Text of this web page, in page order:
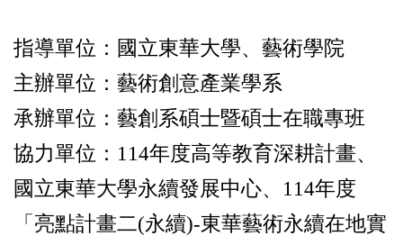
指導單位：國立東華大學、藝術學院
主辦單位：藝術創意產業學系
承辦單位：藝創系碩士暨碩士在職專班
協力單位：114年度高等教育深耕計畫、
國立東華大學永續發展中心、114年度
「亮點計畫二(永續)-東華藝術永續在地實